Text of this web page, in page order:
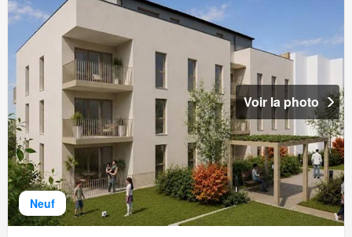
Neuf
Voir la photo